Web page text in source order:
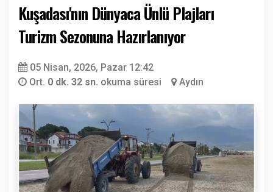
Kuşadası'nın Dünyaca Ünlü Plajları
Turizm Sezonuna Hazırlanıyor
05 Nisan, 2026, Pazar 12:42
Ort. 0 dk. 32 sn. okuma süresi Aydın